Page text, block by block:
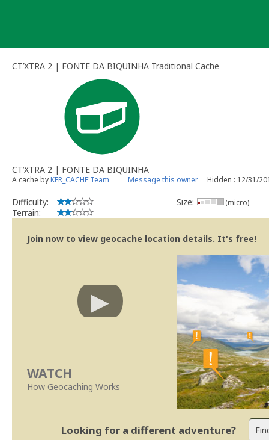
CT’XTRA 2 | FONTE DA BIQUINHA Traditional Cache
CT’XTRA 2 | FONTE DA BIQUINHA
A cache byKER_CACHE'Team Message this owner Hidden : 12/31/
Difficulty:
Terrain:
Size: (micro)
Join now to view geocache location details. It's free!
WATCH
How Geocaching Works
Looking for a different adventure?